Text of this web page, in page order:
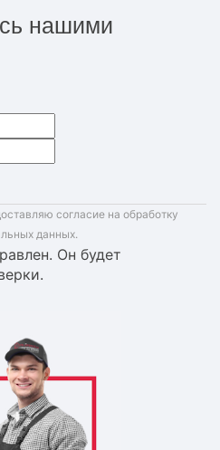
нашими
согласие на обработку
данных.
Он будет